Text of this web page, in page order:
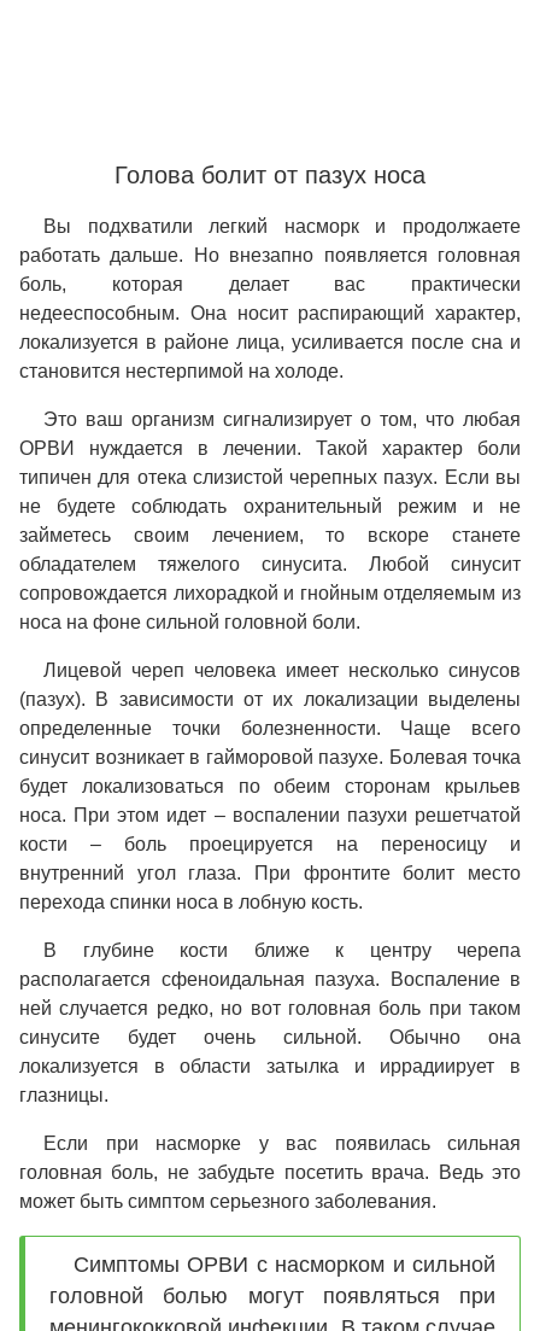
Голова болит от пазух носа
Вы подхватили легкий насморк и продолжаете
работать дальше. Но внезапно появляется головная
боль, которая делает вас практически
недееспособным. Она носит распирающий характер,
локализуется в районе лица, усиливается после сна и
становится нестерпимой на холоде.
Это ваш организм сигнализирует о том, что любая
ОРВИ нуждается в лечении. Такой характер боли
типичен для отека слизистой черепных пазух. Если вы
не будете соблюдать охранительный режим и не
займетесь своим лечением, то вскоре станете
обладателем тяжелого синусита. Любой синусит
сопровождается лихорадкой и гнойным отделяемым из
носа на фоне сильной головной боли.
Лицевой череп человека имеет несколько синусов
(пазух). В зависимости от их локализации выделены
определенные точки болезненности. Чаще всего
синусит возникает в гайморовой пазухе. Болевая точка
будет локализоваться по обеим сторонам крыльев
носа. При этом идет – воспалении пазухи решетчатой
кости – боль проецируется на переносицу и
внутренний угол глаза. При фронтите болит место
перехода спинки носа в лобную кость.
В глубине кости ближе к центру черепа
располагается сфеноидальная пазуха. Воспаление в
ней случается редко, но вот головная боль при таком
синусите будет очень сильной. Обычно она
локализуется в области затылка и иррадиирует в
глазницы.
Если при насморке у вас появилась сильная
головная боль, не забудьте посетить врача. Ведь это
может быть симптом серьезного заболевания.
Симптомы ОРВИ с насморком и сильной
головной болью могут появляться при